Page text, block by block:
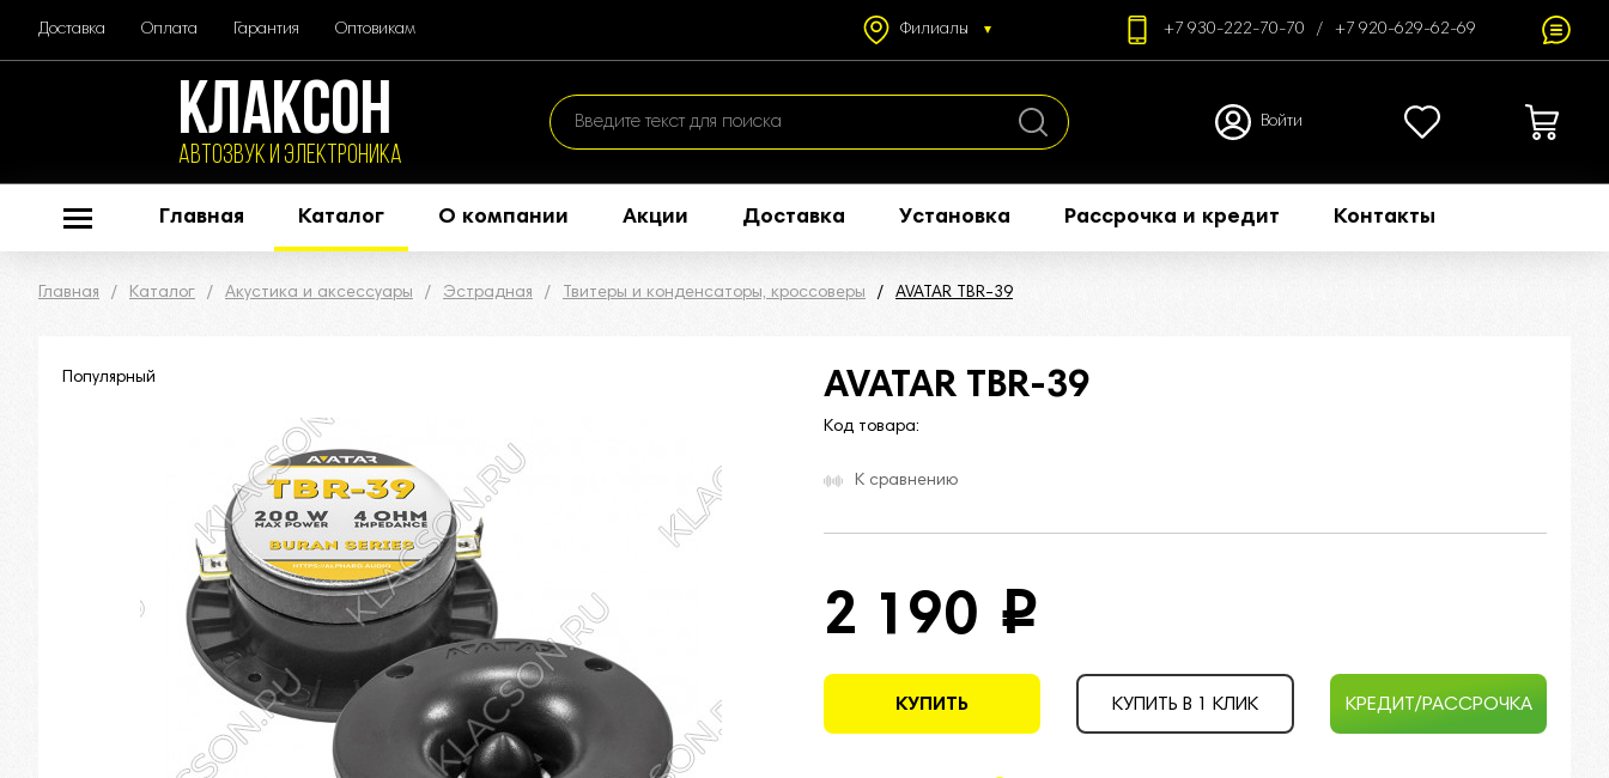
Доставка Оплата Гарантия Оптовикам Филиалы +7 930-222-70-70 +7 920-629-62-69
КЛАКСОН
АВТОЗВУК и ЭЛЕКТРОНИКА
Войти
Главная Каталог О компании Акции Доставка Установка Рассрочка и кредит Контакты
Главная Каталог Акустика и аксессуары Эстрадная Твитеры и конденсаторы, кроссоверы AVATAR TBR-39
Популярный AVATAR TBR-39
Код товара:
К сравнению
2 190 i
КУПИТЬ КУПИТЬ В 1 КЛИК КРЕДИТ/РАССРОЧКА